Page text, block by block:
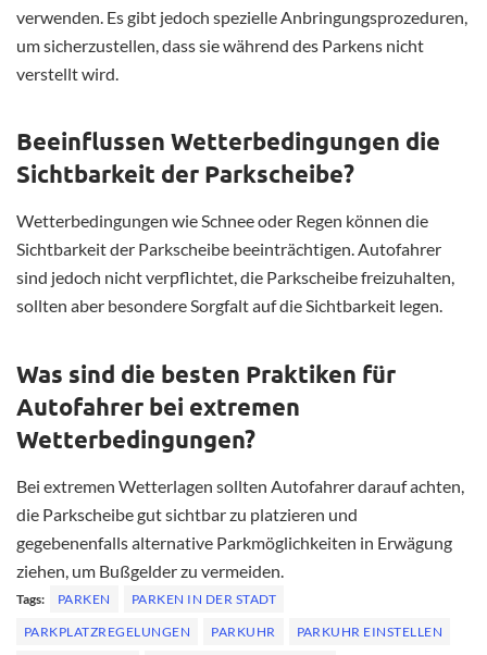
verwenden. Es gibt jedoch spezielle Anbringungsprozeduren,
um sicherzustellen, dass sie während des Parkens nicht
verstellt wird.
Beeinflussen Wetterbedingungen die
Sichtbarkeit der Parkscheibe?
Wetterbedingungen wie Schnee oder Regen können die
Sichtbarkeit der Parkscheibe beeinträchtigen. Autofahrer
sind jedoch nicht verpflichtet, die Parkscheibe freizuhalten,
sollten aber besondere Sorgfalt auf die Sichtbarkeit legen.
Was sind die besten Praktiken für
Autofahrer bei extremen
Wetterbedingungen?
Bei extremen Wetterlagen sollten Autofahrer darauf achten,
die Parkscheibe gut sichtbar zu platzieren und
gegebenenfalls alternative Parkmöglichkeiten in Erwägung
ziehen, um Bußgelder zu vermeiden.
Tags: PARKEN
PARKEN IN DER STADT
PARKPLATZREGELUNGEN
PARKUHR
PARKUHR EINSTELLEN